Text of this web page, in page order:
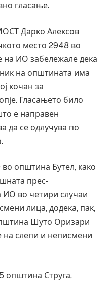
гласање.
Дарко Алексов
место 2948 во
на ИО забележале дека
на општината има
кочан за
Гласањето било
е направен
да се одлучува по
општина Бутел, како
прес-
ИО во четири случаи
лица, додека, пак,
Шуто Оризари
слепи и неписмени
општина Струга,